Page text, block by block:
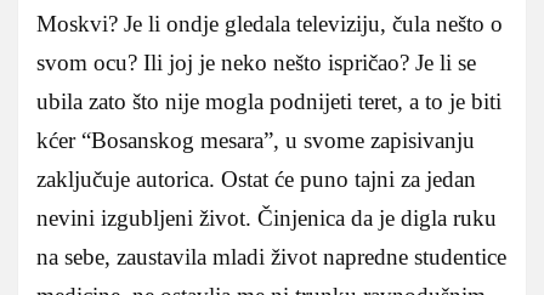
Moskvi? Je li ondje gledala televiziju, čula nešto o
svom ocu? Ili joj je neko nešto ispričao? Je li se
ubila zato što nije mogla podnijeti teret, a to je biti
kćer “Bosanskog mesara”, u svome zapisivanju
zaključuje autorica. Ostat će puno tajni za jedan
nevini izgubljeni život. Činjenica da je digla ruku
na sebe, zaustavila mladi život napredne studentice